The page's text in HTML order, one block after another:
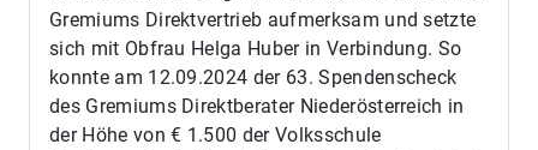
Gremiums Direktvertrieb aufmerksam und setzte
sich mit Obfrau Helga Huber in Verbindung. So
konnte am 12.09.2024 der 63. Spendenscheck
des Gremiums Direktberater Niederösterreich in
der Höhe von € 1.500 der Volksschule